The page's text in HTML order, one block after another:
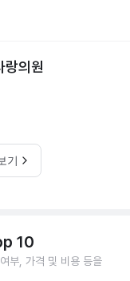
랑의원
기
10
부, 가격 및 비용 등을